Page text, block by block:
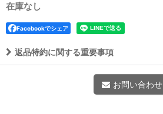
在庫なし
Facebookでシェア
返品特約に関する重要事項
お問い合わせ